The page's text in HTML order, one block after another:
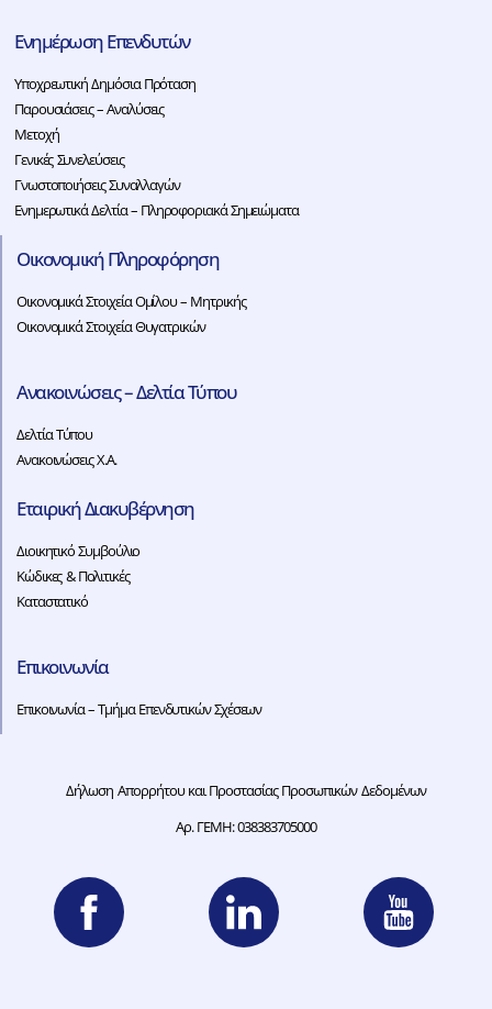
Ενημέρωση Επενδυτών
Υποχρεωτική Δημόσια Πρόταση
Παρουσιάσεις – Αναλύσεις
Μετοχή
Γενικές Συνελεύσεις
Γνωστοποιήσεις Συναλλαγών
Ενημερωτικά Δελτία – Πληροφοριακά Σημειώματα
Οικονομική Πληροφόρηση
Οικονομικά Στοιχεία Ομίλου – Μητρικής
Οικονομικά Στοιχεία Θυγατρικών
Ανακοινώσεις – Δελτία Τύπου
Δελτία Τύπου
Ανακοινώσεις Χ.Α.
Εταιρική Διακυβέρνηση
Διοικητικό Συμβούλιο
Κώδικες & Πολιτικές
Καταστατικό
Επικοινωνία
Επικοινωνία – Τμήμα Επενδυτικών Σχέσεων
Δήλωση Απορρήτου και Προστασίας Προσωπικών Δεδομένων
Αρ. ΓΕΜΗ: 038383705000